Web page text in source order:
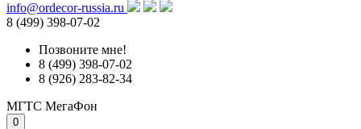
info@ordecor-russia.ru
8 (499) 398-07-02
Позвоните мне!
8 (499) 398-07-02
8 (926) 283-82-34
МГТС МегаФон
0